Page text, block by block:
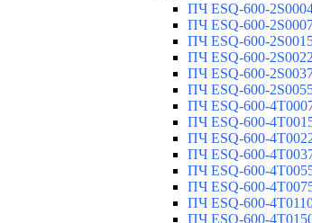
ПЧ ESQ-600-
ПЧ ESQ-600-
ПЧ ESQ-600-
ПЧ ESQ-600-
ПЧ ESQ-600-
ПЧ ESQ-600-
ПЧ ESQ-600-
ПЧ ESQ-600-
ПЧ ESQ-600-
ПЧ ESQ-600-
ПЧ ESQ-600-
ПЧ ESQ-600-
ПЧ ESQ-600-
ПЧ ESQ-600-